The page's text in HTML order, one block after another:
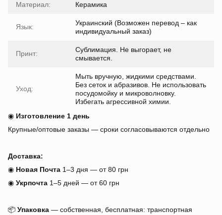
Материал: Керамика
Язык:
Украинский (Возможен перевод – как
индивидуальный заказ)
Принт:
Сублимация. Не выгорает, не
смывается.
Уход:
Мыть вручную, жидкими средствами.
Без сеток и абразивов. Не использовать
посудомойку и микроволновку.
Избегать агрессивной химии.
◉ Изготовление 1 день
Крупные/оптовые заказы — сроки согласовываются отдельно
Доставка:
◉ Новая Почта 1–3 дня — от 80 грн
◉ Укрпочта 1–5 дней — от 60 грн
📦 Упаковка — собственная, бесплатная: транспортная